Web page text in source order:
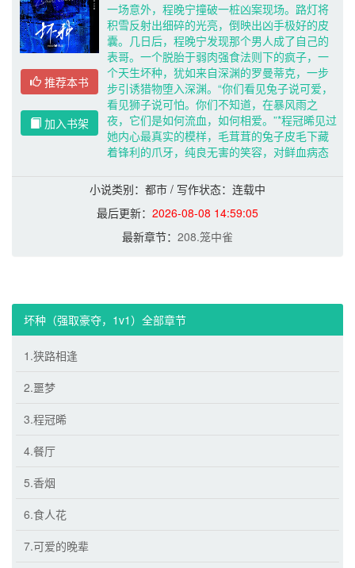
推荐本书
加入书架
一场意外，程晚宁撞破一桩凶案现场。路灯将
积雪反射出细碎的光亮，倒映出凶手极好的皮
囊。几日后，程晚宁发现那个男人成了自己的
表哥。一个脱胎于弱肉强食法则下的疯子，一
个天生坏种，犹如来自深渊的罗曼蒂克，一步
步引诱猎物堕入深渊。“你们看见兔子说可爱，
看见狮子说可怕。你们不知道，在暴风雨之
夜，它们是如何流血，如何相爱。”*程冠晞见过
她内心最真实的模样，毛茸茸的兔子皮毛下藏
着锋利的爪牙，纯良无害的笑容，对鲜血病态
驻扎于骨血里，根茎复杂交错，割舍不开。你
虚伪的皮囊，只有身为同类的我知道。”疯子才
最吸引疯子。“——只有我们，才是真正的同
类。”注：he，伪骨科，强取豪夺，多重反转。
男主坏事做尽，女主有双性恋倾向，白切黑疯
们是如何流血，如何相爱。”出自三岛由纪夫
小说类别：都市 / 写作状态：连载中
最后更新： 2026-08-08 14:59:05
最新章节： 208.笼中雀
坏种（强取豪夺，1v1）全部章节
1.狭路相逢
2.噩梦
3.程冠晞
4.餐厅
5.香烟
6.食人花
7.可爱的晚辈